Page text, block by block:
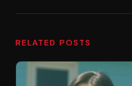
RELATED POSTS